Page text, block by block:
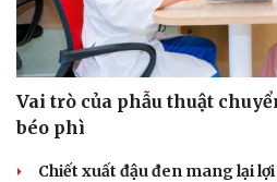
Vai trò của phẫu thuật
béo phì
Chiết xuất đậu đen mang lại